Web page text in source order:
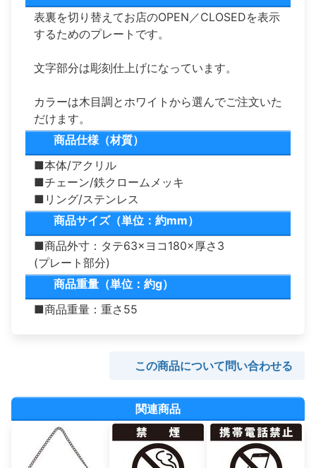
表裏を切り替えてお店のOPEN／CLOSEDを表示
するためのプレートです。
文字部分は彫刻仕上げになっています。
カラーは木目調とホワイトから選んでご注文いた
だけます。
商品仕様（材質）
■本体/アクリル
■チェーン/鉄クロームメッキ
■リング/ステンレス
商品サイズ（単位：約mm）
■商品外寸：タテ63×ヨコ180×厚さ3
(プレート部分)
商品重量（単位：約g）
■商品重量：重さ55
この商品について問い合わせる
関連商品